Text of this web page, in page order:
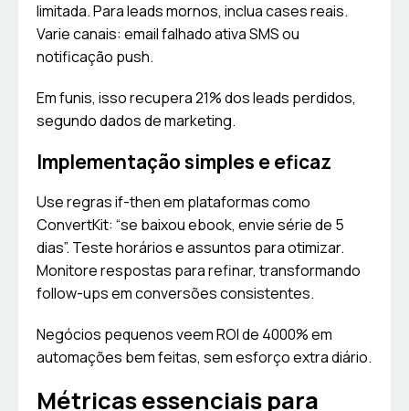
limitada. Para leads mornos, inclua cases reais.
Varie canais: email falhado ativa SMS ou
notificação push.
Em funis, isso recupera 21% dos leads perdidos,
segundo dados de marketing.
Implementação simples e eficaz
Use regras if-then em plataformas como
ConvertKit: “se baixou ebook, envie série de 5
dias”. Teste horários e assuntos para otimizar.
Monitore respostas para refinar, transformando
follow-ups em conversões consistentes.
Negócios pequenos veem ROI de 4000% em
automações bem feitas, sem esforço extra diário.
Métricas essenciais para